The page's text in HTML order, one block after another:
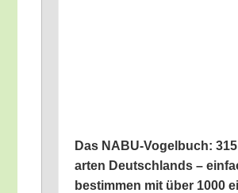
Das NABU-Vogel­buch:
ar­ten Deutsch­lands –
bestim­men mit über 1000